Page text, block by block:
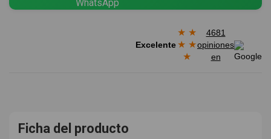
Excelente
★ ★
★ ★
★
4681
opiniones
en
Ficha del producto